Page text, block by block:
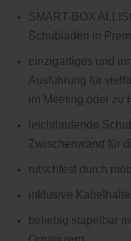
SMART-BOX
Schubladen in
einzigartiges und
Ausführung für
im Meeting oder zu
leichtlaufende
Zwischenwand für
rutschfest durch
inklusive
beliebig stapelbar